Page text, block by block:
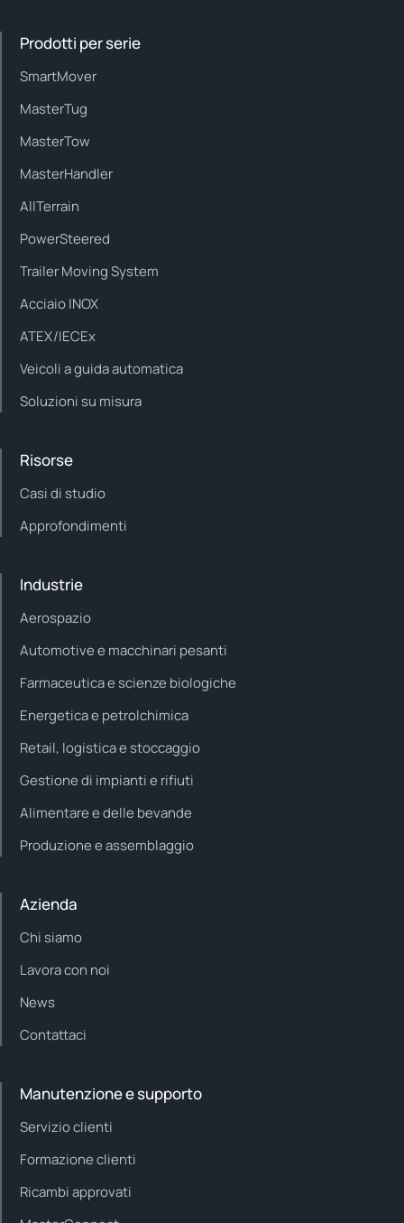
Prodotti per serie
SmartMover
MasterTug
MasterTow
MasterHandler
AllTerrain
PowerSteered
Trailer Moving System
Acciaio INOX
ATEX/IECEx
Veicoli a guida automatica
Soluzioni su misura
Risorse
Casi di studio
Approfondimenti
Industrie
Aerospazio
Automotive e macchinari pesanti
Farmaceutica e scienze biologiche
Energetica e petrolchimica
Retail, logistica e stoccaggio
Gestione di impianti e rifiuti
Alimentare e delle bevande
Produzione e assemblaggio
Azienda
Chi siamo
Lavora con noi
News
Contattaci
Manutenzione e supporto
Servizio clienti
Formazione clienti
Ricambi approvati